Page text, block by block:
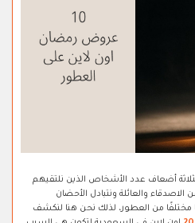
أضعاف عدد الأشخاص الذين نلتقيهم
والعائلة ونتبادل الأحضان
لنشمّ ما بين 20 الى 30 نوعا مختلفًا من العطور، لذلك نحن هنا لنكشف